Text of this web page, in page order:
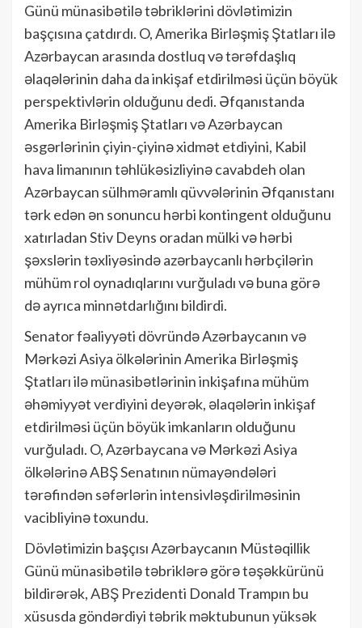
Günü münasibətilə təbriklərini dövlətimizin
başçısına çatdırdı. O, Amerika Birləşmiş Ştatları ilə
Azərbaycan arasında dostluq və tərəfdaşlıq
əlaqələrinin daha da inkişaf etdirilməsi üçün böyük
perspektivlərin olduğunu dedi. Əfqanıstanda
Amerika Birləşmiş Ştatları və Azərbaycan
əsgərlərinin çiyin-çiyinə xidmət etdiyini, Kabil
hava limanının təhlükəsizliyinə cavabdeh olan
Azərbaycan sülhməramlı qüvvələrinin Əfqanıstanı
tərk edən ən sonuncu hərbi kontingent olduğunu
xatırladan Stiv Deyns oradan mülki və hərbi
şəxslərin təxliyəsində azərbaycanlı hərbçilərin
mühüm rol oynadıqlarını vurğuladı və buna görə
də ayrıca minnətdarlığını bildirdi.
Senator fəaliyyəti dövründə Azərbaycanın və
Mərkəzi Asiya ölkələrinin Amerika Birləşmiş
Ştatları ilə münasibətlərinin inkişafına mühüm
əhəmiyyət verdiyini deyərək, əlaqələrin inkişaf
etdirilməsi üçün böyük imkanların olduğunu
vurğuladı. O, Azərbaycana və Mərkəzi Asiya
ölkələrinə ABŞ Senatının nümayəndələri
tərəfindən səfərlərin intensivləşdirilməsinin
vacibliyinə toxundu.
Dövlətimizin başçısı Azərbaycanın Müstəqillik
Günü münasibətilə təbriklərə görə təşəkkürünü
bildirərək, ABŞ Prezidenti Donald Trampın bu
xüsusda göndərdiyi təbrik məktubunun yüksək